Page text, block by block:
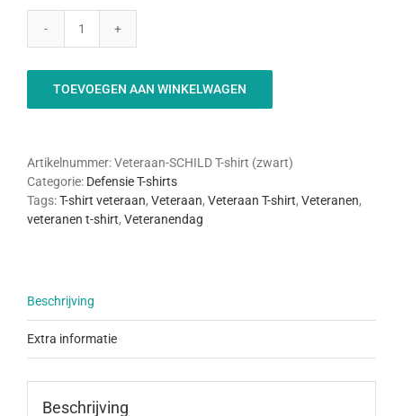
Veteraan
t-
shirt
(zwart)
TOEVOEGEN AAN WINKELWAGEN
Artikelnummer:Veteraan-SCHILD T-shirt (zwart)
Categorie: Defensie T-shirts
Tags:T-shirt veteraan, Veteraan, Veteraan T-shirt, Veteranen,
veteranen t-shirt, Veteranendag
Beschrijving
Extra informatie
Beschrijving